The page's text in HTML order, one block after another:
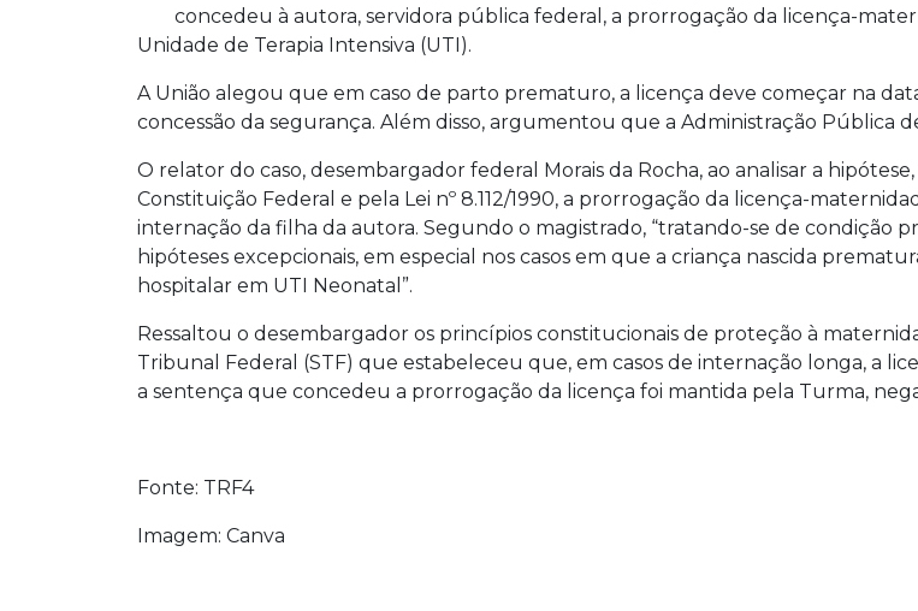
concedeu à autora, servidora pública federal, a prorrogação da licença-
Unidade de Terapia Intensiva (UTI).
A União alegou que em caso de parto prematuro, a licença deve começar na
concessão da segurança. Além disso, argumentou que a Administração Pública
O relator do caso, desembargador federal Morais da Rocha, ao analisar a
Constituição Federal e pela Lei nº 8.112/1990, a prorrogação da licença-
internação da filha da autora. Segundo o magistrado, “tratando-se de condição
hipóteses excepcionais, em especial nos casos em que a criança nascida
hospitalar em UTI Neonatal”.
Ressaltou o desembargador os princípios constitucionais de proteção à
Tribunal Federal (STF) que estabeleceu que, em casos de internação longa, a
a sentença que concedeu a prorrogação da licença foi mantida pela Turma,
Fonte: TRF4
Imagem: Canva